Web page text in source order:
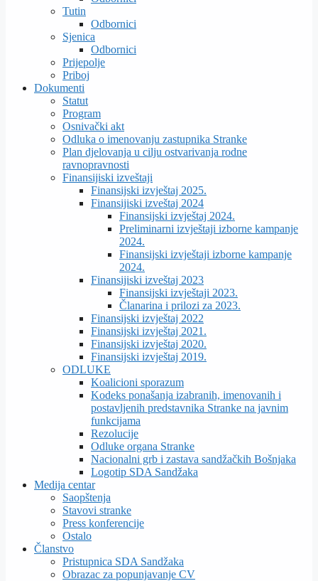
Tutin
Odbornici
Sjenica
Odbornici
Prijepolje
Priboj
Dokumenti
Statut
Program
Osnivački akt
Odluka o imenovanju zastupnika Stranke
Plan djelovanja u cilju ostvarivanja rodne
ravnopravnosti
Finansijiski izveštaji
Finansijski izvještaj 2025.
Finansijiski izveštaj 2024
Finansijski izvještaj 2024.
Preliminarni izvještaji izborne kampanje
2024.
Finansijski izvještaji izborne kampanje
2024.
Finansijiski izveštaj 2023
Finansijski izvještaji 2023.
Članarina i prilozi za 2023.
Finansijski izvještaj 2022
Finansijski izvještaj 2021.
Finansijski izvještaj 2020.
Finansijski izvještaj 2019.
ODLUKE
Koalicioni sporazum
Kodeks ponašanja izabranih, imenovanih i
postavljenih predstavnika Stranke na javnim
funkcijama
Rezolucije
Odluke organa Stranke
Nacionalni grb i zastava sandžačkih Bošnjaka
Logotip SDA Sandžaka
Medija centar
Saopštenja
Stavovi stranke
Press konferencije
Ostalo
Članstvo
Pristupnica SDA Sandžaka
Obrazac za popunjavanje CV